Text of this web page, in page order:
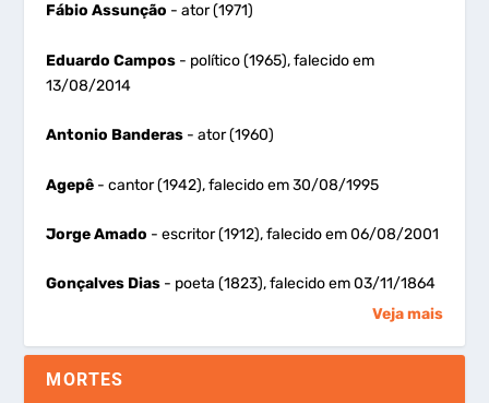
Fábio Assunção - ator (1971)
Eduardo Campos - político (1965), falecido em
13/08/2014
Antonio Banderas - ator (1960)
Agepê - cantor (1942), falecido em 30/08/1995
Jorge Amado - escritor (1912), falecido em 06/08/2001
Gonçalves Dias - poeta (1823), falecido em 03/11/1864
Veja mais
MORTES